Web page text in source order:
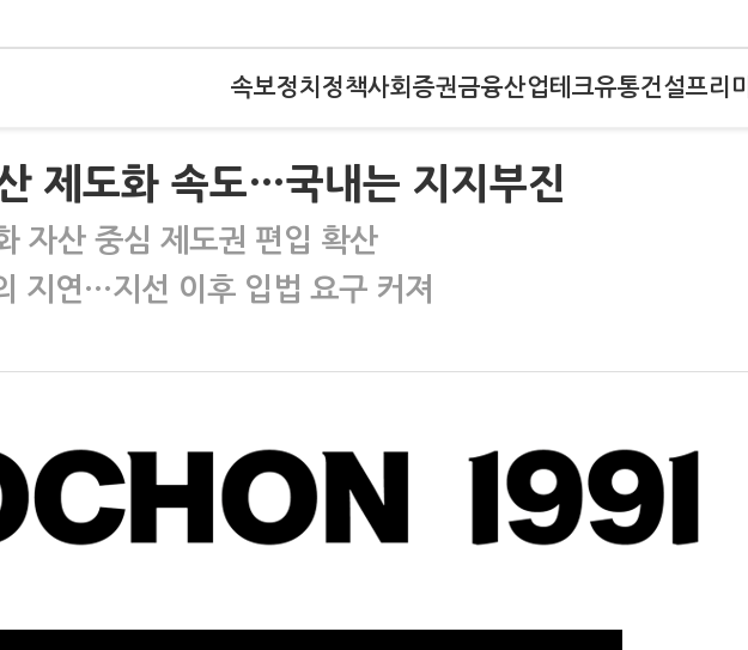
속보정치 정책사회 증권금융산업테크유통건설프리
제도화 속도…국내는 지지부진
자산 중심 제도권 편입 확산
지연…지선 이후 입법 요구 커져